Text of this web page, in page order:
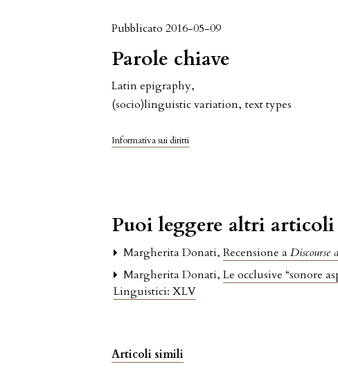
Pubblicato 2016-05-09
Parole chiave
Latin epigraphy,
(socio)linguistic variation, text types
Informativa sui diritti
Puoi leggere altri articoli
Margherita Donati,Recensione aDiscourse
Margherita Donati,Le occlusive “sonore
Linguistici: XLV
Articoli simili